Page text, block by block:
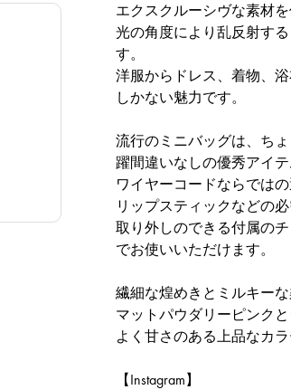
エクスクルーシヴな素材
光の角度により乱反射す
す。
洋服からドレス、着物、
しかない魅力です。
流行のミニバッグは、ち
躍間違いなしの優秀アイ
ワイヤーコードならでは
リップスティックなどの
取り外しのできる付属の
でお使いいただけます。
繊細な煌めきとミルキー
マットパウダリーピンク
よく甘さのある上品なカ
【Instagram】